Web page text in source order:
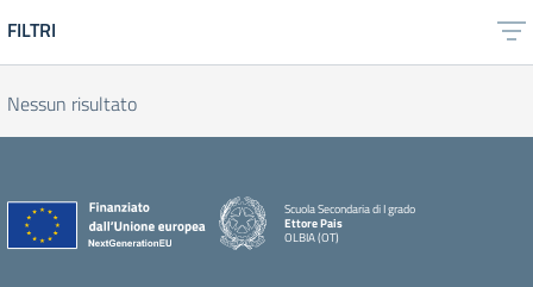
FILTRI
Nessun risultato
Scuola Secondaria di I grado
Ettore Pais
OLBIA (OT)